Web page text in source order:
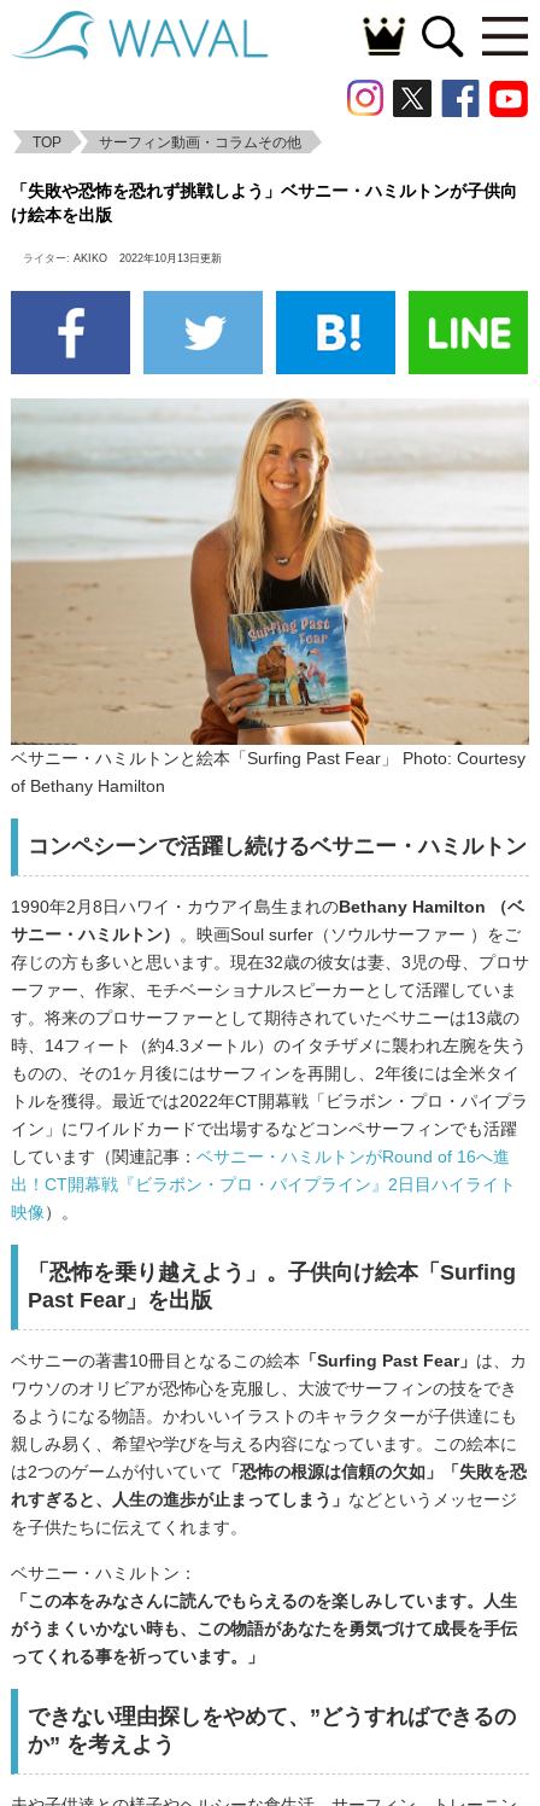
TOP サーフィン動画・コラムその他
ー・ハミルトンが子供向け絵本を出版
「失敗や恐怖を恐れず挑戦しよう」ベサニー・ハミルトンが子供向
け絵本を出版
ライター: AKIKO 2022年10月13日更新
ベサニー・ハミルトンと絵本「Surfing Past Fear」 Photo: Courtesy
of Bethany Hamilton
コンペシーンで活躍し続けるベサニー・ハミルトン
1990年2月8日ハワイ・カウアイ島生まれのBethany Hamilton （ベ
サニー・ハミルトン）
。映画Soul surfer（ソウルサーファー ）をご
存じの方も多いと思います。現在32歳の彼女は妻、3児の母、プロサ
ーファー、作家、モチベーショナルスピーカーとして活躍していま
す。将来のプロサーファーとして期待されていたベサニーは13歳の
時、14フィート（約4.3メートル）のイタチザメに襲われ左腕を失う
ものの、その1ヶ月後にはサーフィンを再開し、2年後には全米タイ
トルを獲得。最近では2022年CT開幕戦「ビラボン・プロ・パイプラ
イン」にワイルドカードで出場するなどコンペサーフィンでも活躍
しています（関連記事： ベサニー・ハミルトンがRound of 16へ進
出！CT開幕戦『ビラボン・プロ・パイプライン』2日目ハイライト
映像）。
「恐怖を乗り越えよう」。 子供向け絵本「Surfing
Past Fear」を出版
ベサニーの著書10冊目となるこの絵本 「Surfing Past Fear」 は、カ
ワウソのオリビアが恐怖心を克服し、大波でサーフィンの技をでき
るようになる物語。かわいいイラストのキャラクターが子供達にも
親しみ易く、希望や学びを与える内容になっています。この絵本に
は2つのゲームが付いていて 「恐怖の根源は信頼の欠如」「失敗を恐
れすぎると、人生の進歩が止まってしまう」 などというメッセージ
を子供たちに伝えてくれます。
ベサニー・ハミルトン：
「この本をみなさんに読んでもらえるのを楽しみしています。人生
がうまくいかない時も、この物語があなたを勇気づけて成長を手伝
ってくれる事を祈っています。」
できない理由探しをやめて、”どうすればできるの
か” を考えよう